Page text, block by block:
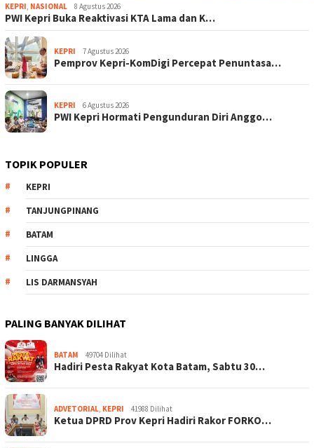
KEPRI NASIONAL 8 Agustus 2026
PWI Kepri Buka Reaktivasi KTA Lama dan K…
KEPRI 7 Agustus 2026
Pemprov Kepri-KomDigi Percepat Penuntasa…
KEPRI 6 Agustus 2026
PWI Kepri Hormati Pengunduran Diri Anggo…
TOPIK POPULER
KEPRI
TANJUNGPINANG
BATAM
LINGGA
LIS DARMANSYAH
PALING BANYAK DILIHAT
BATAM 49704 Dilihat
Hadiri Pesta Rakyat Kota Batam, Sabtu 30…
ADVETORIAL KEPRI 41988 Dilihat
Ketua DPRD Prov Kepri Hadiri Rakor FORKO…